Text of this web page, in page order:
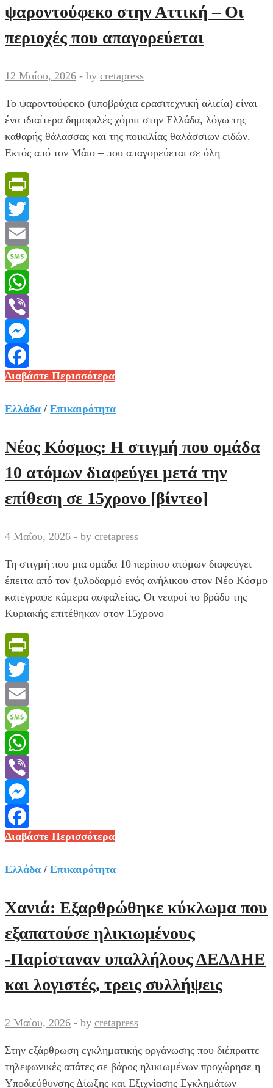
έγκυος»
δικαιολογεί
μητέρα
σοκαριστική
ακαθαρσίες
ψαροντούφεκο στην Αττική – Οι
περιοχές που απαγορεύεται
12 Μαΐου, 2026 - by cretapress
Το ψαροντούφεκο (υποβρύχια ερασιτεχνική αλιεία) είναι
ένα ιδιαίτερα δημοφιλές χόμπι στην Ελλάδα, λόγω της
καθαρής θάλασσας και της ποικιλίας θαλάσσιων ειδών.
Εκτός από τον Μάιο – που απαγορεύεται σε όλη
PrintFriendly
Twitter
Email
Message
WhatsApp
Viber
Messenger
Facebook
Πού
πότε
το
ψαροντούφεκο
στην
Αττική
–
περιοχές
απαγορεύεται
Διαβάστε Περισσότερα
Ελλάδα / Επικαιρότητα
Νέος Κόσμος: Η στιγμή που ομάδα
10 ατόμων διαφεύγει μετά την
επίθεση σε 15χρονο [βίντεο]
4 Μαΐου, 2026 - by cretapress
Τη στιγμή που μια ομάδα 10 περίπου ατόμων διαφεύγει
έπειτα από τον ξυλοδαρμό ενός ανήλικου στον Νέο Κόσμο
κατέγραψε κάμερα ασφαλείας. Οι νεαροί το βράδυ της
Κυριακής επιτέθηκαν στον 15χρονο
PrintFriendly
Twitter
Email
Message
WhatsApp
Viber
Messenger
Facebook
Νέος
Η
που
ομάδα
10
ατόμων
διαφεύγει
μετά
επίθεση
15χρονο
[βίντεο]
Διαβάστε Περισσότερα
Ελλάδα / Επικαιρότητα
Χανιά: Εξαρθρώθηκε κύκλωμα που
εξαπατούσε ηλικιωμένους
-Παρίσταναν υπαλλήλους ΔΕΔΔΗΕ
και λογιστές, τρεις συλλήψεις
2 Μαΐου, 2026 - by cretapress
Στην εξάρθρωση εγκληματικής οργάνωσης που διέπραττε
τηλεφωνικές απάτες σε βάρος ηλικιωμένων προχώρησε η
Υποδιεύθυνσης Δίωξης και Εξιχνίασης Εγκλημάτων